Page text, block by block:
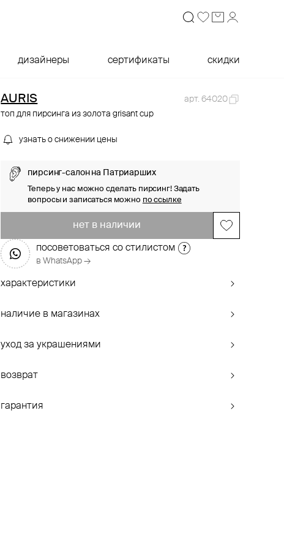
дизайнеры сертификаты скидки
AURIS
арт. 64020
топ для пирсинга из золота grisant cup
узнать о снижении цены
пирсинг-салон на Патриарших
Теперь у нас можно сделать пирсинг! Задать
вопросы и записаться можно по ссылке
нет в наличии
посоветоваться со стилистом
в WhatsApp →
характеристики
наличие в магазинах
уход за украшениями
возврат
гарантия